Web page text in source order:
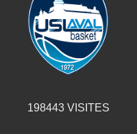
198443 VISITES